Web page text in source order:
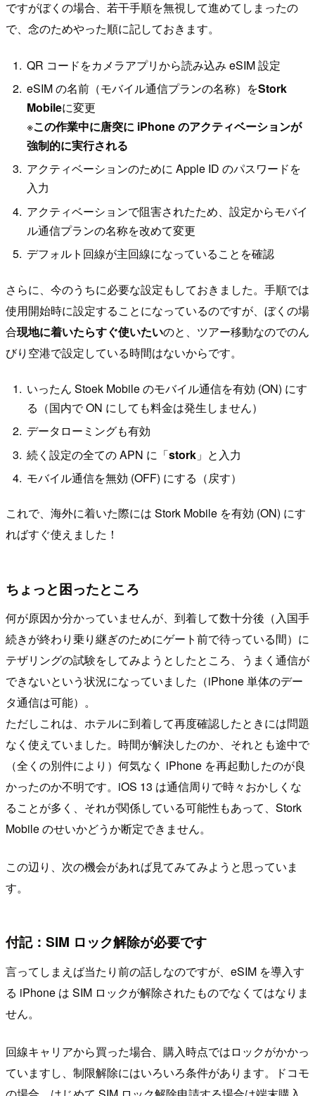
ですがぼくの場合、若干手順を無視して進めてしまったの
で、念のためやった順に記しておきます。
QR コードをカメラアプリから読み込み eSIM 設定
eSIM の名前（モバイル通信プランの名称）をStork
Mobileに変更
※この作業中に唐突に iPhone のアクティベーションが
強制的に実行される
アクティベーションのために Apple ID のパスワードを
入力
アクティベーションで阻害されたため、設定からモバイ
ル通信プランの名称を改めて変更
デフォルト回線が主回線になっていることを確認
さらに、今のうちに必要な設定もしておきました。手順では
使用開始時に設定することになっているのですが、ぼくの場
合現地に着いたらすぐ使いたいのと、ツアー移動なのでのん
びり空港で設定している時間はないからです。
いったん Stoek Mobile のモバイル通信を有効 (ON) にす
る（国内で ON にしても料金は発生しません）
データローミングも有効
続く設定の全ての APN に「stork 」と入力
モバイル通信を無効 (OFF) にする（戻す）
これで、海外に着いた際には Stork Mobile を有効 (ON) にす
ればすぐ使えました！
ちょっと困ったところ
何が原因か分かっていませんが、到着して数十分後（入国手
続きが終わり乗り継ぎのためにゲート前で待っている間）に
テザリングの試験をしてみようとしたところ、うまく通信が
できないという状況になっていました（iPhone 単体のデー
タ通信は可能）。
ただしこれは、ホテルに到着して再度確認したときには問題
なく使えていました。時間が解決したのか、それとも途中で
（全くの別件により）何気なく iPhone を再起動したのが良
かったのか不明です。iOS 13 は通信周りで時々おかしくな
ることが多く、それが関係している可能性もあって、Stork
Mobile のせいかどうか断定できません。
この辺り、次の機会があれば見てみてみようと思っていま
す。
付記：SIM ロック解除が必要です
言ってしまえば当たり前の話しなのですが、eSIM を導入す
る iPhone は SIM ロックが解除されたものでなくてはなりま
せん。
回線キャリアから買った場合、購入時点ではロックがかかっ
ていますし、制限解除にはいろいろ条件があります。ドコモ